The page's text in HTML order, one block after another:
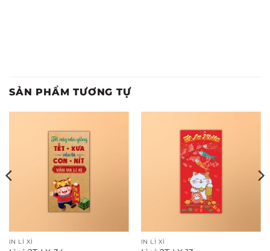
SẢN PHẨM TƯƠNG TỰ
IN LÌ XÌ IN LÌ XÌ